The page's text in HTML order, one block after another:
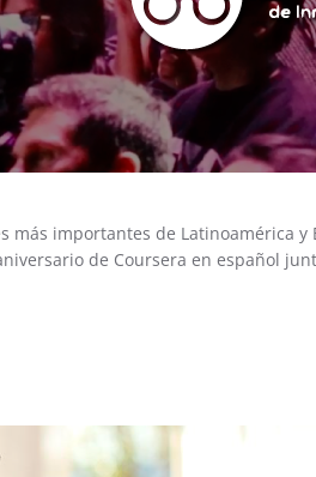
más importantes de Latinoamérica
de Coursera en español